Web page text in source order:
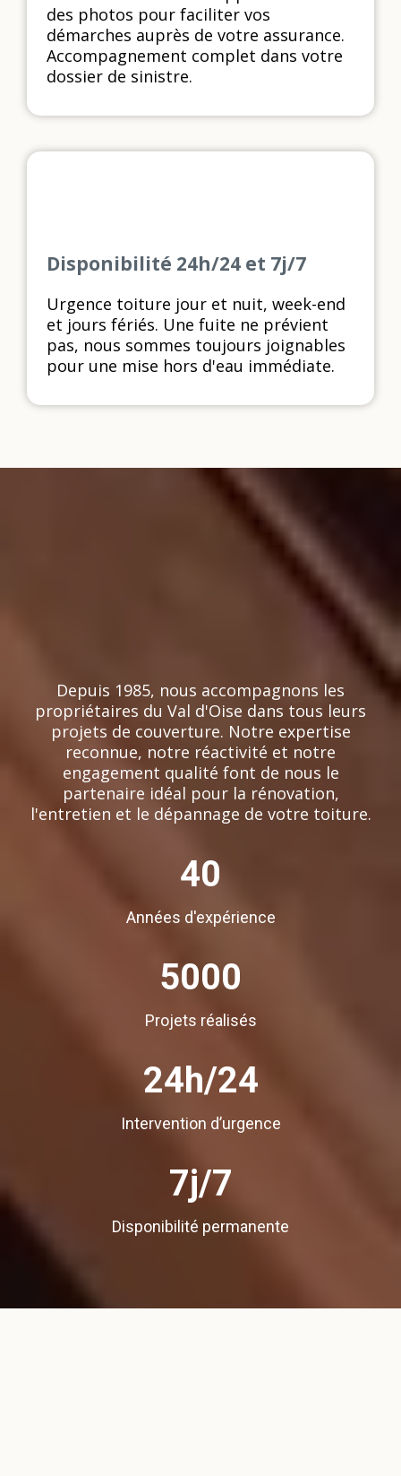
des photos pour faciliter vos
démarches auprès de votre assurance.
Accompagnement complet dans votre
dossier de sinistre.
Disponibilité 24h/24 et 7j/7
Urgence toiture jour et nuit, week-end
et jours fériés. Une fuite ne prévient
pas, nous sommes toujours joignables
pour une mise hors d'eau immédiate.
Entreprise de
couverture dans le 95
depuis plus de 40 ans
Depuis 1985, nous accompagnons les
propriétaires du Val d'Oise dans tous leurs
projets de couverture. Notre expertise
reconnue, notre réactivité et notre
engagement qualité font de nous le
partenaire idéal pour la rénovation,
l'entretien et le dépannage de votre toiture.
40
Années d'expérience
5000
Projets réalisés
24h/24
Intervention d’urgence
7j/7
Disponibilité permanente